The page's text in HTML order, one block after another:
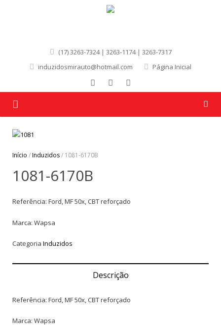
(17) 3263-7324 | 3263-1174 | 3263-7317
induzidosmirauto@hotmail.com
Página Inicial
Quem Somos
Produtos
Marcas
Contato
Início /Induzidos/ 1081-6170B
1081-6170B
Referência: Ford, MF 50x, CBT reforçado
Marca: Wapsa
Categoria Induzidos
Descrição
Referência: Ford, MF 50x, CBT reforçado
Marca: Wapsa